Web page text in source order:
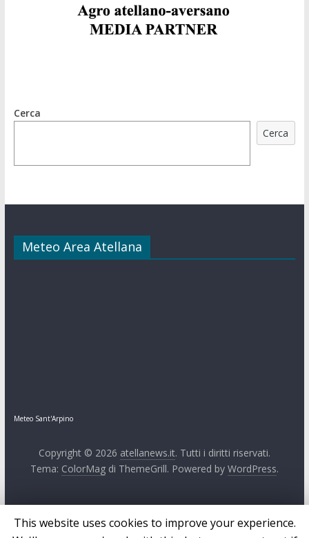
Cerca
Cerca
Meteo Area Atellana
Meteo Sant'Arpino
Copyright © 2026 atellanews.it. Tutti i diritti riservati.
Tema: ColorMagdi ThemeGrill. Powered by WordPress.
This website uses cookies to improve your experience.